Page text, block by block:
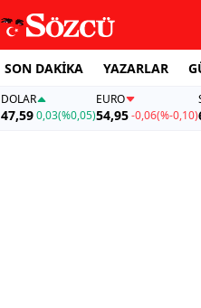
SON DAKİKA YAZARLAR
DOLAR
47,590,03(%0,05)
EURO
54,95 -0,06(%-0,10)